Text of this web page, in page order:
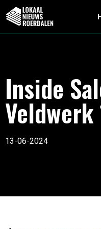
Inside
13-06-2024